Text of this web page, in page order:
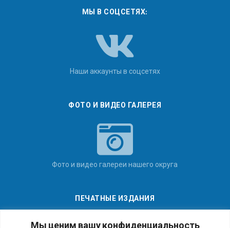
Мы ценим вашу конфиденциальность
МЫ В СОЦСЕТЯХ:
Наши аккаунты в соцсетях
ФОТО И ВИДЕО ГАЛЕРЕЯ
Фото и видео галереи нашего округа
ПЕЧАТНЫЕ ИЗДАНИЯ